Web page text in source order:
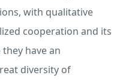
with qualitative
cooperation and its
have an
diversity of